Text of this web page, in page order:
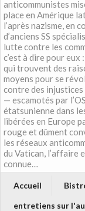
anticommunistes
place en Amérique
l’après nazisme, en
d’anciens SS
lutte contre les
c’est à dire pour eux
qui trouvent des
moyens pour se
contre des injustices
— escamotés par
étatsunienne dans
libérées en Europe
rouge et dûment
les réseaux
du Vatican, l’affaire
connue…
Accueil
entretiens sur